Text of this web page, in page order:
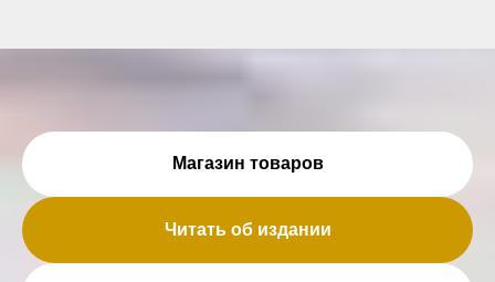
Магазин товаров
Читать об издании